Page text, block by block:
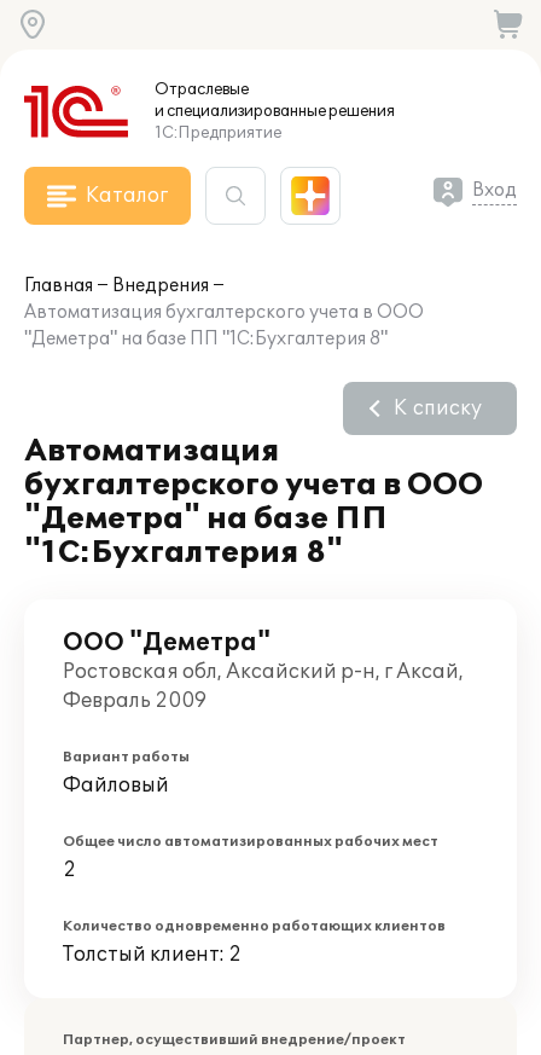
Отраслевые
и специализированныерешения
1С:Предприятие
Каталог Вход
Главная
Внедрения
Автоматизация бухгалтерского учета в ООО
"Деметра" на базе ПП "1С:Бухгалтерия 8"
Автоматизация
бухгалтерского учета в ООО
"Деметра" на базе ПП
"1С:Бухгалтерия 8"
К списку
ООО "Деметра"
Ростовская обл, Аксайский р-н, г Аксай,
Февраль 2009
Вариант работы
Файловый
Общее число автоматизированных рабочих мест
2
Количество одновременно работающих клиентов
Толстый клиент: 2
Партнер, осуществивший внедрение/проект